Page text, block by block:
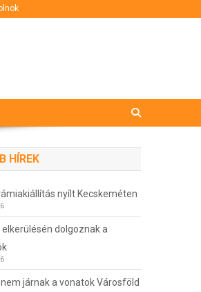
HÍREK
nyílt Kecskeméten
dolgoznak a
járnak a vonatok Városföld